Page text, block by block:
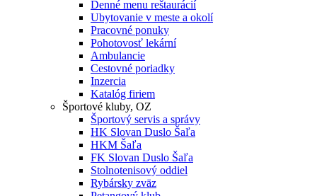
Denné menu reštaurácií
Ubytovanie v meste a okolí
Pracovné ponuky
Pohotovosť lekární
Ambulancie
Cestovné poriadky
Inzercia
Katalóg firiem
Športové kluby, OZ
Športový servis a správy
HK Slovan Duslo Šaľa
HKM Šaľa
FK Slovan Duslo Šaľa
Stolnotenisový oddiel
Rybársky zväz